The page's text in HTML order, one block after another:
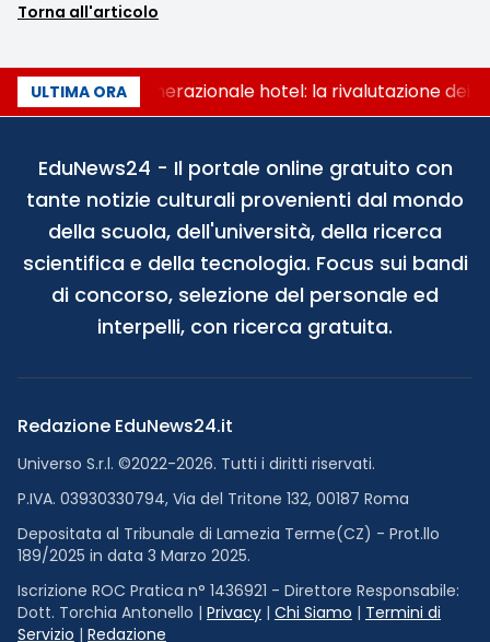
Torna all'articolo
ULTIMA ORA
Passaggio generazionale hotel: la rivalutazione dei
EduNews24 - Il portale online gratuito con
tante notizie culturali provenienti dal mondo
della scuola, dell'università, della ricerca
scientifica e della tecnologia. Focus sui bandi
di concorso, selezione del personale ed
interpelli, con ricerca gratuita.
Redazione EduNews24.it
Universo S.r.l. ©2022-2026. Tutti i diritti riservati.
P.IVA. 03930330794, Via del Tritone 132, 00187 Roma
Depositata al Tribunale di Lamezia Terme(CZ) - Prot.llo
189/2025 in data 3 Marzo 2025.
Iscrizione ROC Pratica n° 1436921 - Direttore Responsabile:
Dott. Torchia Antonello | Privacy | Chi Siamo | Termini di
Servizio | Redazione